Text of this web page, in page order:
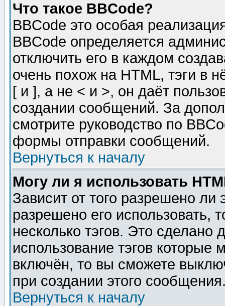
Что такое BBCode?
BBCode это особая
BBCode определяется
отключить его в каждом
очень похож на HTML, тэги в
[ и ], а не < и >, он даёт
создании сообщений. За
смотрите руководство по
формы отправки сообщений.
Вернуться к началу
Могу ли я использовать
Зависит от того разрешено
разрешено его использовать,
несколько тэгов. Это сделано
использование тэгов
включён, то вы сможете
при создании этого
Вернуться к началу